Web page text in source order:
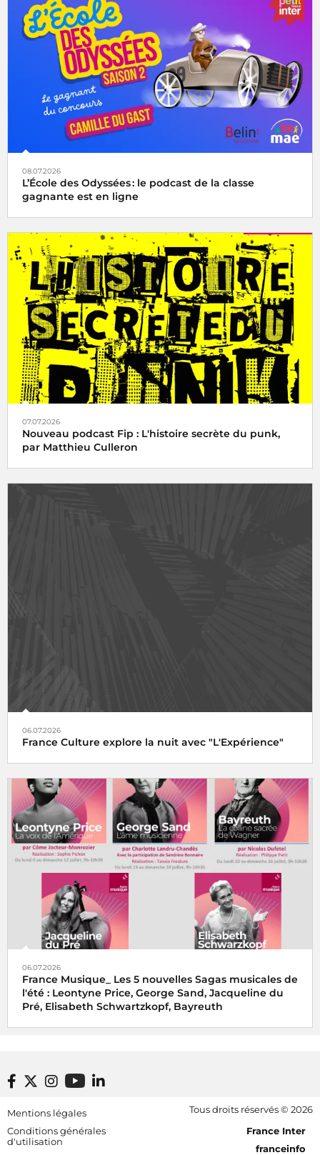
08.07.2026
L’École des Odyssées : le podcast de la classe
gagnante est en ligne
07.07.2026
Nouveau podcast Fip : L'histoire secrète du punk,
par Matthieu Culleron
06.07.2026
France Culture explore la nuit avec "L'Expérience"
06.07.2026
France Musique_ Les 5 nouvelles Sagas musicales de
l'été : Leontyne Price, George Sand, Jacqueline du
Pré, Elisabeth Schwartzkopf, Bayreuth
Footer bottom
Mentions légales
Conditions générales
d'utilisation
Tous droits réservés © 2026
[RDF] Pied de page - Mobile
France Inter
franceinfo